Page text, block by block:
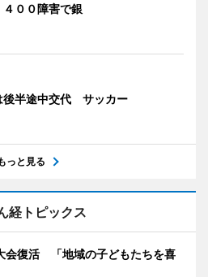
００障害で銀
後半途中交代 サッカー
っと見る
経トピックス
会復活 「地域の子どもたちを喜